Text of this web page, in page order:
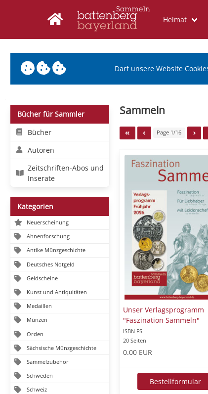
Heimat
Darf unsere Website
Bücher für Sammler
Bücher
Autoren
Zeitschriften-Abos und
Inserate
Kategorien
Neuerscheinung
Ahnenforschung
Antike Münzgeschichte
Deutsches Notgeld
Geldscheine
Kunst und Antiquitäten
Medaillen
Münzen
Orden
Sächsische Münzgeschichte
Sammelzubehör
Schweden
Schweiz
Sammeln
Page 1/16
Unser Verlagsprogramm
"Faszination Sammeln"
ISBN FS
20 Seiten
0.00 EUR
Bestellformular